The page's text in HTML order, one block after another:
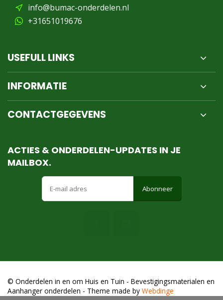
info@bumac-onderdelen.nl
+31651019676
USEFULL LINKS
INFORMATIE
CONTACTGEGEVENS
ACTIES & ONDERDELEN-UPDATES IN JE
MAILBOX.
Abonneer
© Onderdelen in en om Huis en Tuin - Bevestigingsmaterialen en
Aanhanger onderdelen - Theme made by Webdinge